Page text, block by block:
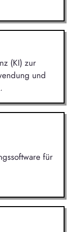
(KI) zur
und
für